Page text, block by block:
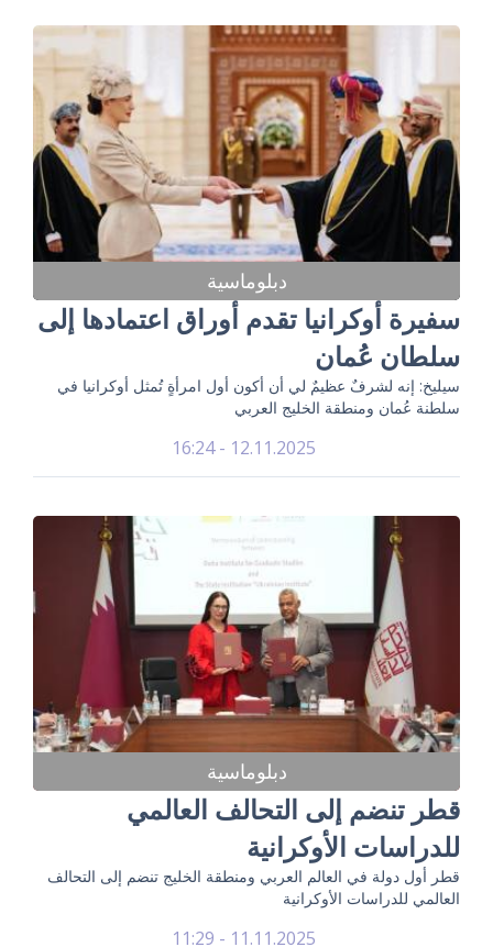
دبلوماسية
سفيرة أوكرانيا تقدم أوراق اعتمادها إلى
سلطان عُمان
سيليخ: إنه لشرفٌ عظيمٌ لي أن أكون أول امرأةٍ تُمثل أوكرانيا في
سلطنة عُمان ومنطقة الخليج العربي
12.11.2025 - 16:24
دبلوماسية
قطر تنضم إلى التحالف العالمي
للدراسات الأوكرانية
قطر أول دولة في العالم العربي ومنطقة الخليج تنضم إلى التحالف
العالمي للدراسات الأوكرانية
11.11.2025 - 11:29